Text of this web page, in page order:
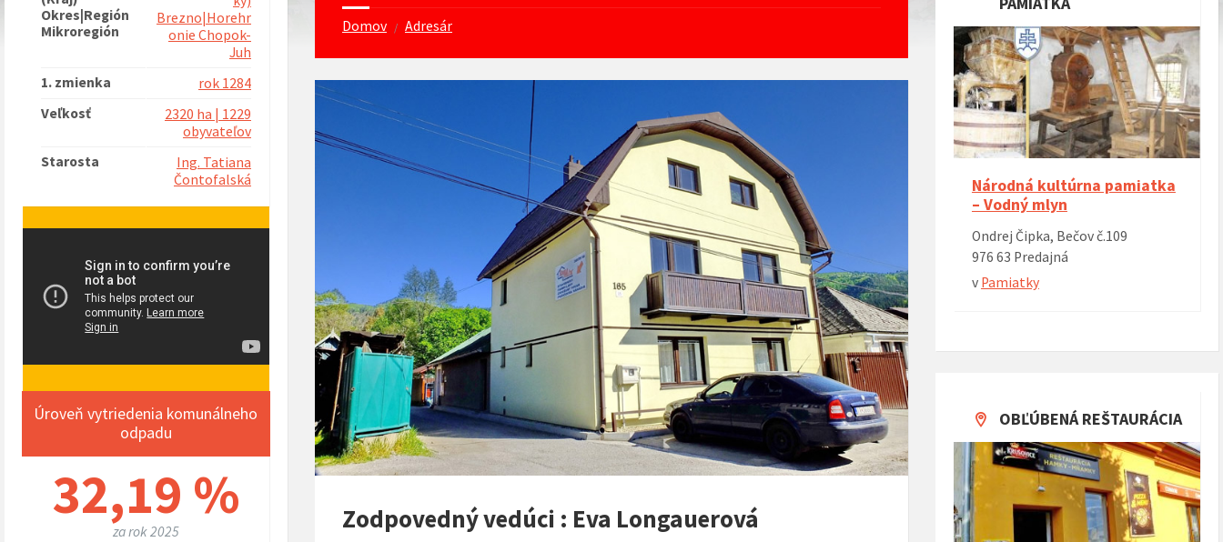
Domov / Adresár
Zodpovedný vedúci : Eva Longauerová
Okres|Región
Mikroregión
Brezno|Horehr
onie Chopok-
Juh
1. zmienka
rok 1284
Veľkosť
2320 ha | 1229
obyvateľov
Starosta
Ing. Tatiana
Čontofalská
Úroveň vytriedenia komunálneho
odpadu
32,19 %
za rok 2025
Národná kultúrna pamiatka
– Vodný mlyn
Ondrej Čipka, Bečov č.109
976 63 Predajná
v Pamiatky
OBĽÚBENÁ REŠTAURÁCIA